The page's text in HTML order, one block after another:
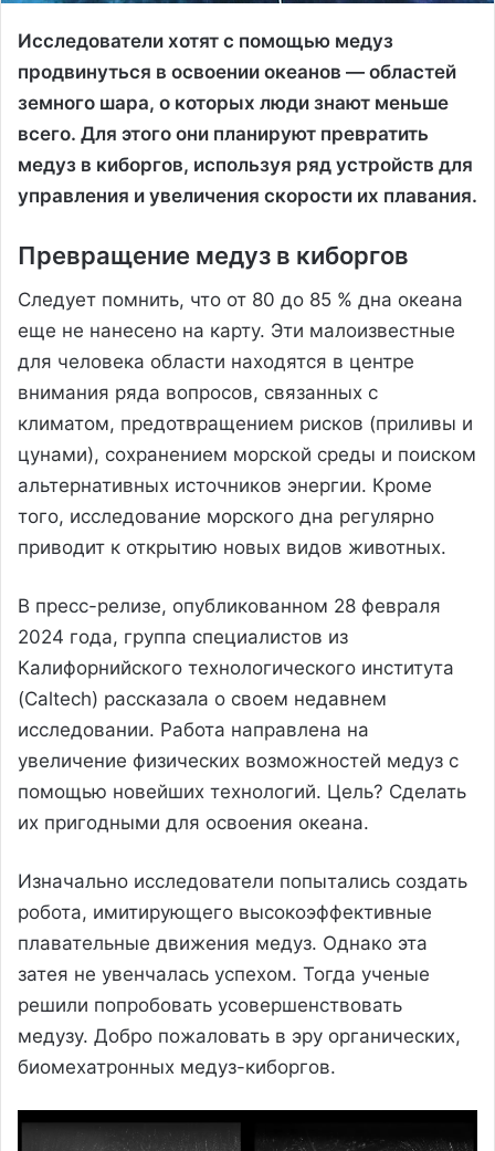
Исследователи хотят с помощью медуз
продвинуться в освоении океанов — областей
земного шара, о которых люди знают меньше
всего. Для этого они планируют превратить
медуз в киборгов, используя ряд устройств для
управления и увеличения скорости их плавания.
Превращение медуз в киборгов
Следует помнить, что от 80 до 85 % дна океана
еще не нанесено на карту. Эти малоизвестные
для человека области находятся в центре
внимания ряда вопросов, связанных с
климатом, предотвращением рисков (приливы и
цунами), сохранением морской среды и поиском
альтернативных источников энергии. Кроме
того, исследование морского дна регулярно
приводит к открытию новых видов животных.
В пресс-релизе, опубликованном 28 февраля
2024 года, группа специалистов из
Калифорнийского технологического института
(Caltech) рассказала о своем недавнем
исследовании. Работа направлена на
увеличение физических возможностей медуз с
помощью новейших технологий. Цель? Сделать
их пригодными для освоения океана.
Изначально исследователи попытались создать
робота, имитирующего высокоэффективные
плавательные движения медуз. Однако эта
затея не увенчалась успехом. Тогда ученые
решили попробовать усовершенствовать
медузу. Добро пожаловать в эру органических,
биомехатронных медуз-киборгов.